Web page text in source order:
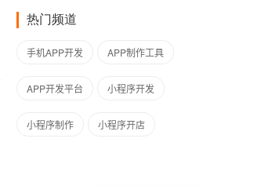
热门频道
手机APP开发 APP制作工具
APP开发平台 小程序开发
小程序制作 小程序开店